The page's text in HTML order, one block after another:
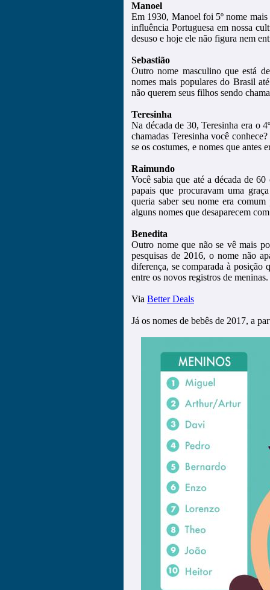
Manoel
Em 1930, Manoel foi 5º nome
influência Portuguesa em nossa
desuso e hoje ele não figura nem
Sebastião
Outro nome masculino que está
nomes mais populares do Brasil
não querem seus filhos sendo
Teresinha
Na década de 30, Teresinha era o
chamadas Teresinha você
se os costumes, e nomes que antes
Raimundo
Você sabia que até a década de
papais que procuravam uma
queria saber seu nome era
alguns nomes que desaparecem
Benedita
Outro nome que não se vê mais
pesquisas de 2016, o nome não
diferença, se comparada à posição
entre os novos registros de meninas.
Via Better Deals
Já os nomes de bebês de 2017, a